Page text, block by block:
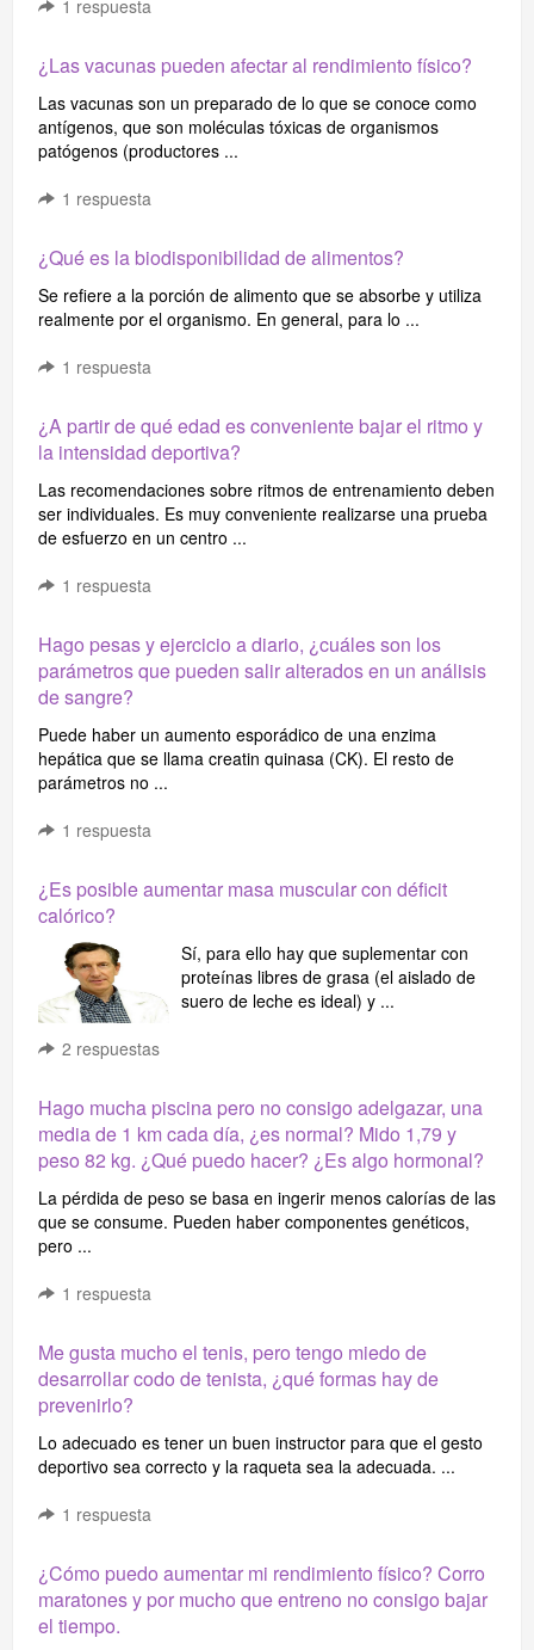
1 respuesta
¿Las vacunas pueden afectar al rendimiento físico?
Las vacunas son un preparado de lo que se conoce como
antígenos, que son moléculas tóxicas de organismos
patógenos (productores ...
1 respuesta
¿Qué es la biodisponibilidad de alimentos?
Se refiere a la porción de alimento que se absorbe y utiliza
realmente por el organismo. En general, para lo ...
1 respuesta
¿A partir de qué edad es conveniente bajar el ritmo y
la intensidad deportiva?
Las recomendaciones sobre ritmos de entrenamiento deben
ser individuales. Es muy conveniente realizarse una prueba
de esfuerzo en un centro ...
1 respuesta
Hago pesas y ejercicio a diario, ¿cuáles son los
parámetros que pueden salir alterados en un análisis
de sangre?
Puede haber un aumento esporádico de una enzima
hepática que se llama creatin quinasa (CK). El resto de
parámetros no ...
1 respuesta
¿Es posible aumentar masa muscular con déficit
calórico?
Sí, para ello hay que suplementar con
proteínas libres de grasa (el aislado de
suero de leche es ideal) y ...
2 respuestas
Hago mucha piscina pero no consigo adelgazar, una
media de 1 km cada día, ¿es normal? Mido 1,79 y
peso 82 kg. ¿Qué puedo hacer? ¿Es algo hormonal?
La pérdida de peso se basa en ingerir menos calorías de las
que se consume. Pueden haber componentes genéticos,
pero ...
1 respuesta
Me gusta mucho el tenis, pero tengo miedo de
desarrollar codo de tenista, ¿qué formas hay de
prevenirlo?
Lo adecuado es tener un buen instructor para que el gesto
deportivo sea correcto y la raqueta sea la adecuada. ...
1 respuesta
¿Cómo puedo aumentar mi rendimiento físico? Corro
maratones y por mucho que entreno no consigo bajar
el tiempo.